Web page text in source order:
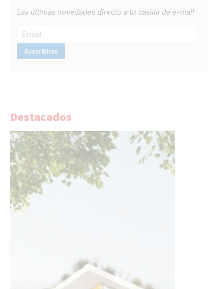
Las últimas novedades directo a tu casilla de e-mail
Destacados